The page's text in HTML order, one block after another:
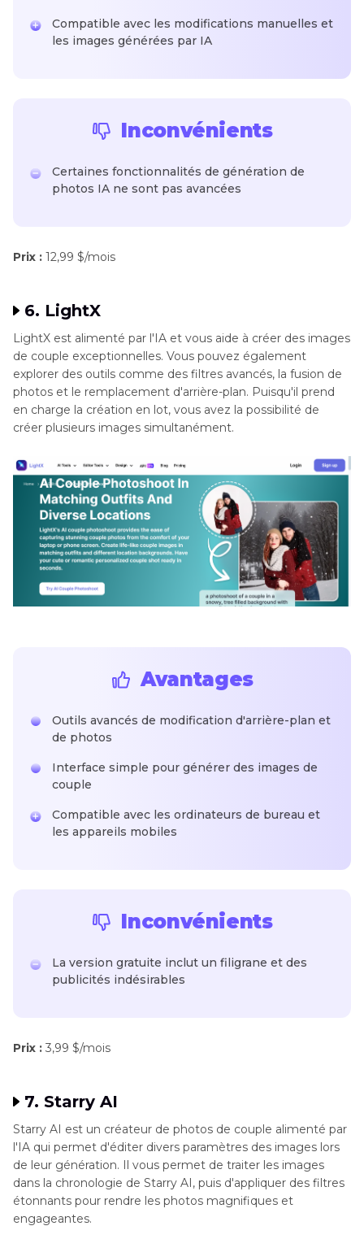
Compatible avec les modifications manuelles et
les images générées par IA
Inconvénients
Certaines fonctionnalités de génération de
photos IA ne sont pas avancées
Prix : 12,99 $/mois
6. LightX
LightX est alimenté par l'IA et vous aide à créer des images
de couple exceptionnelles. Vous pouvez également
explorer des outils comme des filtres avancés, la fusion de
photos et le remplacement d'arrière-plan. Puisqu'il prend
en charge la création en lot, vous avez la possibilité de
créer plusieurs images simultanément.
Avantages
Outils avancés de modification d'arrière-plan et
de photos
Interface simple pour générer des images de
couple
Compatible avec les ordinateurs de bureau et
les appareils mobiles
Inconvénients
La version gratuite inclut un filigrane et des
publicités indésirables
Prix : 3,99 $/mois
7. Starry AI
Starry AI est un créateur de photos de couple alimenté par
l'IA qui permet d'éditer divers paramètres des images lors
de leur génération. Il vous permet de traiter les images
dans la chronologie de Starry AI, puis d'appliquer des filtres
étonnants pour rendre les photos magnifiques et
engageantes.